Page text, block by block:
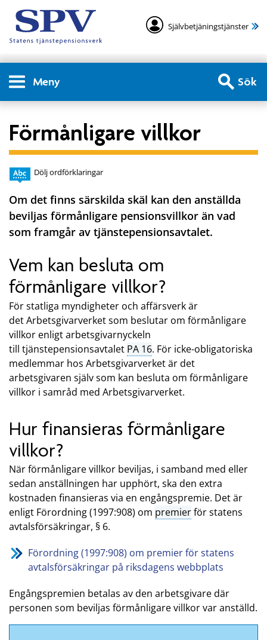
Självbetjäningstjänster
Meny Sök
Förmånligare villkor
Dölj ordförklaringar
Om det finns särskilda skäl kan den anställda
beviljas förmånligare pensionsvillkor än vad
som framgår av tjänstepensionsavtalet.
Vem kan besluta om
förmånligare villkor?
För statliga myndigheter och affärsverk är
det Arbetsgivarverket som beslutar om förmånligare
villkor enligt arbetsgivarnyckeln
till tjänstepensionsavtalet PA 16. För icke-obligatoriska
medlemmar hos Arbetsgivarverket är det
arbetsgivaren själv som kan besluta om förmånligare
villkor i samråd med Arbetsgivarverket.
Hur finansieras förmånligare
villkor?
När förmånligare villkor beviljas, i samband med eller
sedan anställningen har upphört, ska den extra
kostnaden finansieras via en engångspremie. Det är
enligt Förordning (1997:908) om premierför statens
avtalsförsäkringar, § 6.
Förordning (1997:908) om premier för statens
avtalsförsäkringar på riksdagens webbplats
Engångspremien betalas av den arbetsgivare där
personen som beviljas förmånligare villkor var anställd.